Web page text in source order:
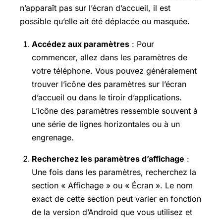
n’apparaît pas sur l’écran d’accueil, il est
possible qu’elle ait été déplacée ou masquée.
Accédez aux paramètres : Pour
commencer, allez dans les paramètres de
votre téléphone. Vous pouvez généralement
trouver l’icône des paramètres sur l’écran
d’accueil ou dans le tiroir d’applications.
L’icône des paramètres ressemble souvent à
une série de lignes horizontales ou à un
engrenage.
Recherchez les paramètres d’affichage :
Une fois dans les paramètres, recherchez la
section « Affichage » ou « Écran ». Le nom
exact de cette section peut varier en fonction
de la version d’Android que vous utilisez et